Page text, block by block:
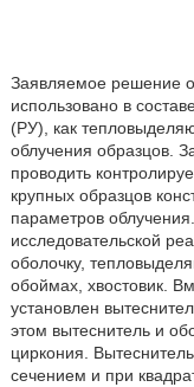
Заявляемое решение
использовано в
(РУ), как
облучения образцов.
проводить
крупных образцов
параметров
исследовательской
оболочку,
обоймах, хвостовик.
установлен
этом вытеснитель и
циркония.
сечением и при